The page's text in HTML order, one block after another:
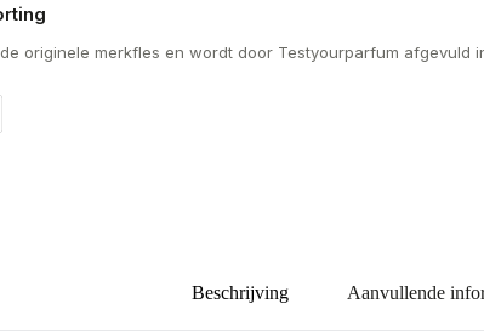
originele merkfles en wordt door Testyourparfum
Beschrijving Aanvullende